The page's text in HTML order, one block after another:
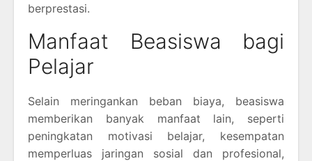
berprestasi.
Manfaat Beasiswa bagi
Pelajar
Selain meringankan beban biaya, beasiswa
memberikan banyak manfaat lain, seperti
peningkatan motivasi belajar, kesempatan
memperluas jaringan sosial dan profesional,